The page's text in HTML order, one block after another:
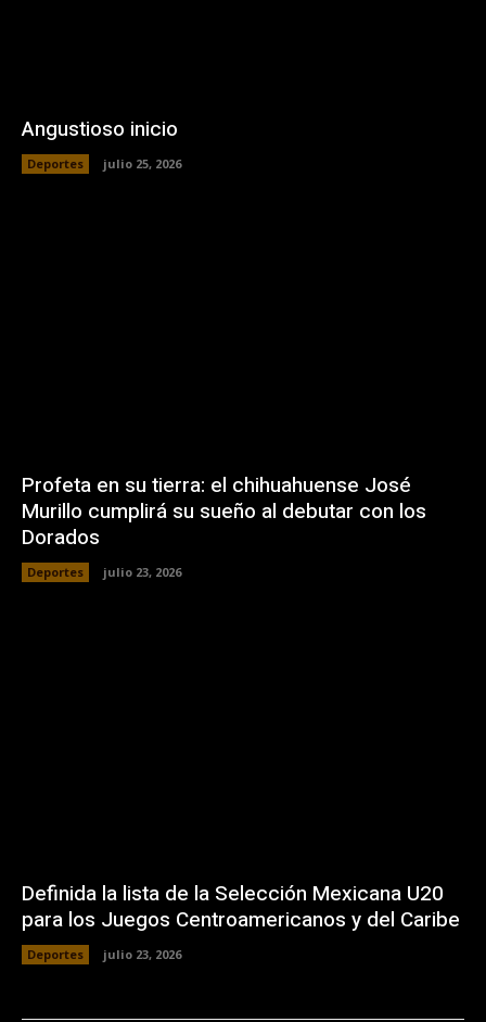
Angustioso inicio
Deportes julio 25, 2026
Profeta en su tierra: el chihuahuense José
Murillo cumplirá su sueño al debutar con los
Dorados
Deportes julio 23, 2026
Definida la lista de la Selección Mexicana U20
para los Juegos Centroamericanos y del Caribe
Deportes julio 23, 2026